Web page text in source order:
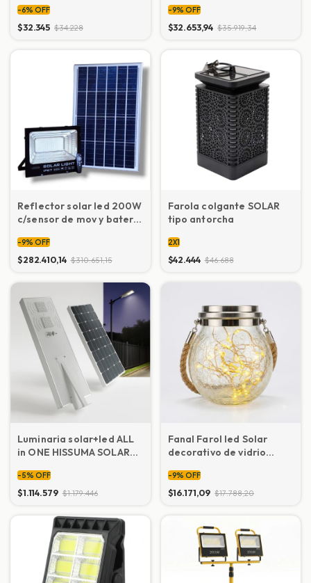
-6% OFF
$32.345 $34.228
-9% OFF
$32.653,94 $35.919,34
Reflector solar led 200W
c/sensor de mov y bateria
de 45W
-9% OFF
$282.410,14 $310.651,15
Farola colgante SOLAR
tipo antorcha
2X1
$42.444 $46.688
Luminaria solar+led ALL
in ONE HISSUMA SOLAR
-5% OFF
$1.114.579 $1.179.446
Fanal Farol led Solar
decorativo de vidrio
-9% OFF
$16.171,09 $17.788,20